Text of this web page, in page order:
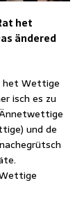
het
ändered
het Wettige
isch es zu
und de